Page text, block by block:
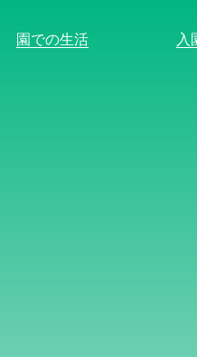
園での生活 入